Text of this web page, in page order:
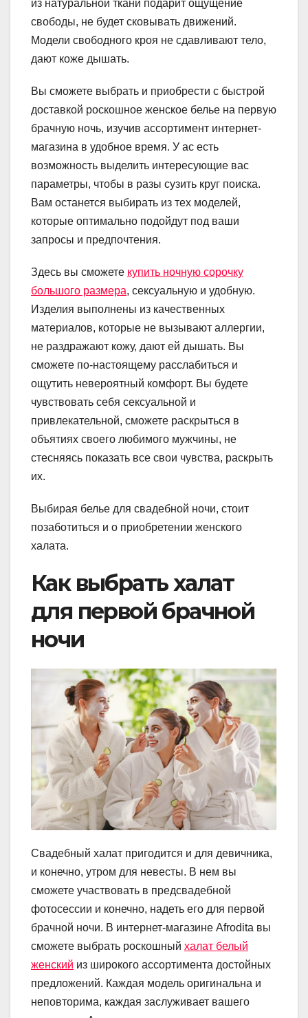
из натуральной ткани подарит ощущение
свободы, не будет сковывать движений.
Модели свободного кроя не сдавливают тело,
дают коже дышать.
Вы сможете выбрать и приобрести с быстрой
доставкой роскошное женское белье на первую
брачную ночь, изучив ассортимент интернет-
магазина в удобное время. У ас есть
возможность выделить интересующие вас
параметры, чтобы в разы сузить круг поиска.
Вам останется выбирать из тех моделей,
которые оптимально подойдут под ваши
запросы и предпочтения.
Здесь вы сможете купить ночную сорочку
большого размера, сексуальную и удобную.
Изделия выполнены из качественных
материалов, которые не вызывают аллергии,
не раздражают кожу, дают ей дышать. Вы
сможете по-настоящему расслабиться и
ощутить невероятный комфорт. Вы будете
чувствовать себя сексуальной и
привлекательной, сможете раскрыться в
объятиях своего любимого мужчины, не
стесняясь показать все свои чувства, раскрыть
их.
Выбирая белье для свадебной ночи, стоит
позаботиться и о приобретении женского
халата.
Как выбрать халат
для первой брачной
ночи
Свадебный халат пригодится и для девичника,
и конечно, утром для невесты. В нем вы
сможете участвовать в предсвадебной
фотосессии и конечно, надеть его для первой
брачной ночи. В интернет-магазине Afrodita вы
сможете выбрать роскошный халат белый
женский из широкого ассортимента достойных
предложений. Каждая модель оригинальна и
неповторима, каждая заслуживает вашего